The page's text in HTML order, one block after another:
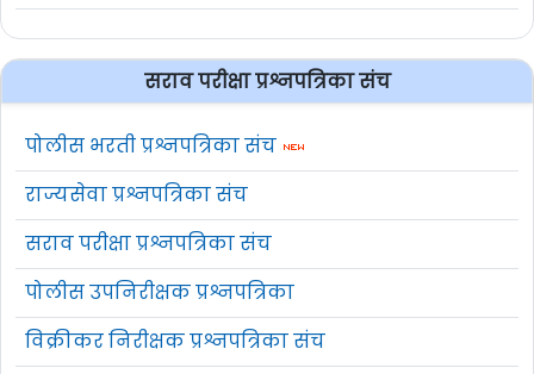
सराव परीक्षा प्रश्नपत्रिका संच
पोलीस भरती प्रश्नपत्रिका संच
राज्यसेवा प्रश्नपत्रिका संच
सराव परीक्षा प्रश्नपत्रिका संच
पोलीस उपनिरीक्षक प्रश्नपत्रिका
विक्रीकर निरीक्षक प्रश्नपत्रिका संच